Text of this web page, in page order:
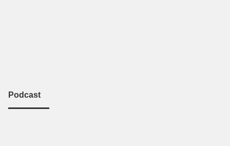
Podcast